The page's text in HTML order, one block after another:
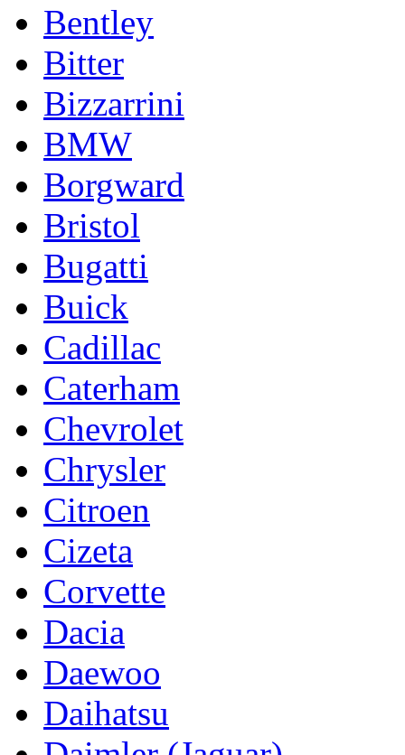
Bentley
Bitter
Bizzarrini
BMW
Borgward
Bristol
Bugatti
Buick
Cadillac
Caterham
Chevrolet
Chrysler
Citroen
Cizeta
Corvette
Dacia
Daewoo
Daihatsu